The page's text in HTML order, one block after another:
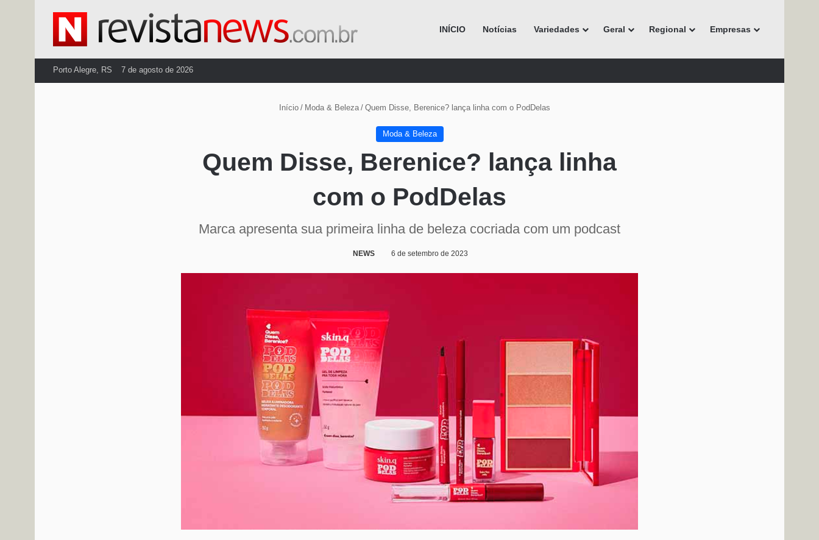
INÍCIO Notícias Variedades Geral Regional Empresas
Porto Alegre, RS 7 de agosto de 2026
Início / Moda & Beleza / Quem Disse, Berenice? lança linha com o PodDelas
Moda & Beleza
Quem Disse, Berenice? lança linha
com o PodDelas
Marca apresenta sua primeira linha de beleza cocriada com um podcast
NEWS 6 de setembro de 2023